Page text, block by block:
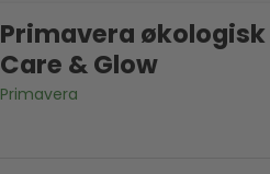
Primavera
Care & Glow
Primavera